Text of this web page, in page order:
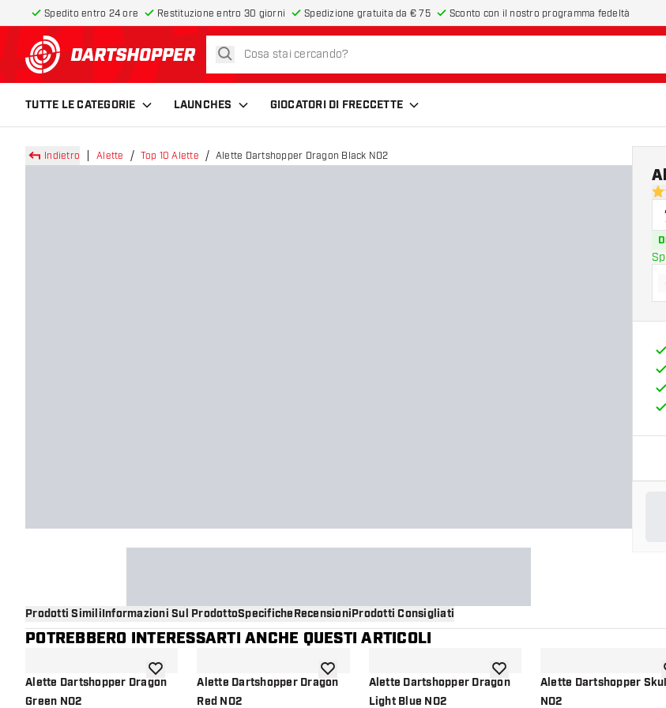
Spedito entro 24 ore Restituzione entro 30 giorni Spedizione gratuita da € 75 Sconto con il nostro programma fedeltà
torna alla home page
cerca
TUTTE LE CATEGORIE LAUNCHES GIOCATORI DI FRECCETTE
Indietro Alette Top 10 Alette Alette Dartshopper Dragon Black NO2
Prodotti SimiliInformazioni Sul ProdottoSpecificheRecensioniProdotti Consigliati
POTREBBERO INTERESSARTI ANCHE QUESTI ARTICOLI
Alette Dartshopper Dragon
Green NO2
aggiungi alla lista dei desideri
Alette Dartshopper Dragon
Red NO2
aggiungi alla lista dei desideri
Alette Dartshopper Dragon
Light Blue NO2
aggiungi alla lista dei desideri
Alette Dartshopper
NO2